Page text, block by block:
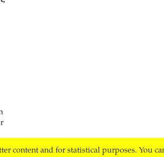
content and for statistical purposes. You